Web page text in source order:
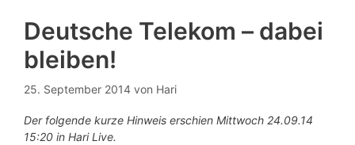
Deutsche Telekom – dabei
bleiben!
25. September 2014 von Hari
Der folgende kurze Hinweis erschien Mittwoch 24.09.14
15:20 in Hari Live.